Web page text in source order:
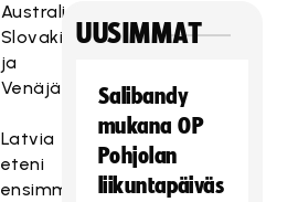
Australia,
Slovakia
ja
Venäjä).
Latvia
eteni
ensimmäisenä
UUSIMMAT
Salibandy
mukana OP
Pohjolan
liikuntapäiväs